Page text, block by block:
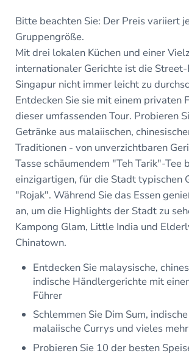
Bitte beachten Sie: Der Preis variiert
Gruppengröße.
Mit drei lokalen Küchen und einer
internationaler Gerichte ist die
Singapur nicht immer leicht zu
Entdecken Sie sie mit einem privaten
dieser umfassenden Tour. Probieren
Getränke aus malaiischen,
Traditionen - von unverzichtbaren
Tasse schäumendem "Teh Tarik"-Tee
einzigartigen, für die Stadt typischen
"Rojak". Während Sie das Essen
an, um die Highlights der Stadt zu
Kampong Glam, Little India und
Chinatown.
Entdecken Sie malaysische,
indische Händlergerichte mit
Führer
Schlemmen Sie Dim Sum,
malaiische Currys und vieles mehr
Probieren Sie 10 der besten